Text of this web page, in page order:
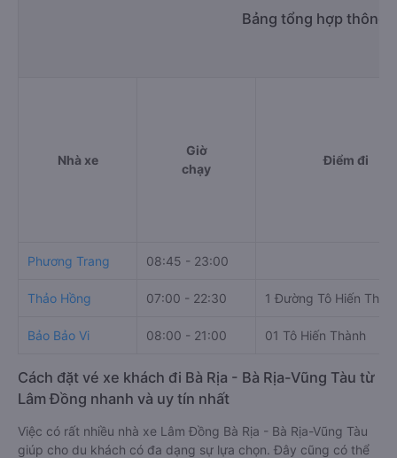
Bảng tổng hợp thông
Nhà xe
Giờ
chạy
Điểm đi
Phương Trang 08:45 - 23:00
Thảo Hồng 07:00 - 22:30 1 Đường Tô Hiến
Bảo Bảo Vi 08:00 - 21:00 01 Tô Hiến Thành
Cách đặt vé xe khách đi Bà Rịa - Bà Rịa-Vũng Tàu từ
Lâm Đồng nhanh và uy tín nhất
Việc có rất nhiều nhà xe Lâm Đồng Bà Rịa - Bà Rịa-Vũng Tàu
giúp cho du khách có đa dạng sự lựa chọn. Đây cũng có thể